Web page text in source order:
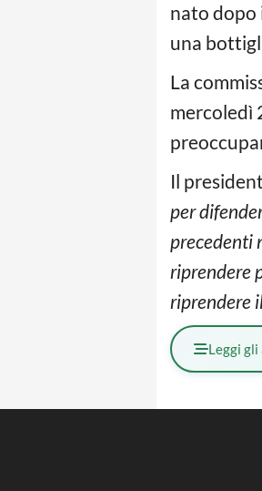
nato dopo
una
La
mercoledì
Il
per
precedenti
riprendere
riprendere
Leggi